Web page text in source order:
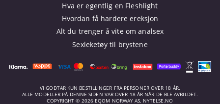
Hva er egentlig en Fleshlight
Hvordan få hardere ereksjon
Alt du trenger å vite om analsex
Sexleketøy til brystene
VI GODTAR KUN BESTILLINGER FRA PERSONER OVER 18 ÅR.
ALLE MODELLER PÅ DENNE SIDEN VAR OVER 18 ÅR NÅR DE BLE AVBILDET.
COPYRIGHT © 2026 EQOM NORWAY AS, NYTELSE.NO